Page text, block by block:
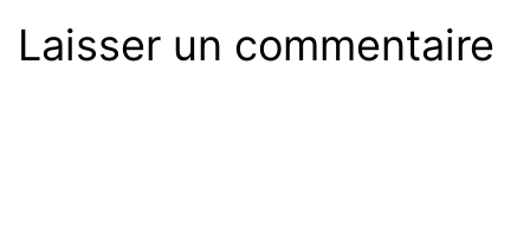
Laisser un commentaire